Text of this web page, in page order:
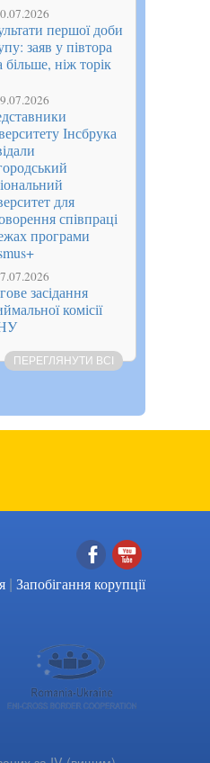
першої доби
заяв у півтора
більше, ніж торік
Інсбрука
для
співпраці
програми
засідання
комісії
ПЕРЕГЛЯНУТИ ВСІ
Facebook
YouTube
| Запобігання корупції